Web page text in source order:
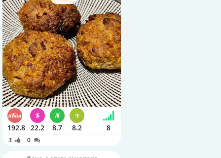
192.8 22.2 8.7 8.2 8
3 0